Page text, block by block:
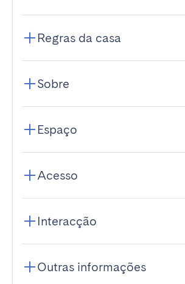
Regras da casa
Sobre
Espaço
Acesso
Interacção
Outras informações